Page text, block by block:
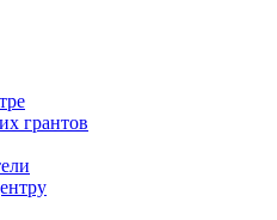
грантов